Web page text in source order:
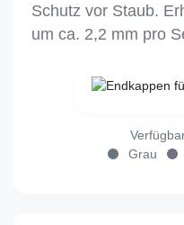
Schutz vor Staub.
um ca. 2,2 mm pro
Grau